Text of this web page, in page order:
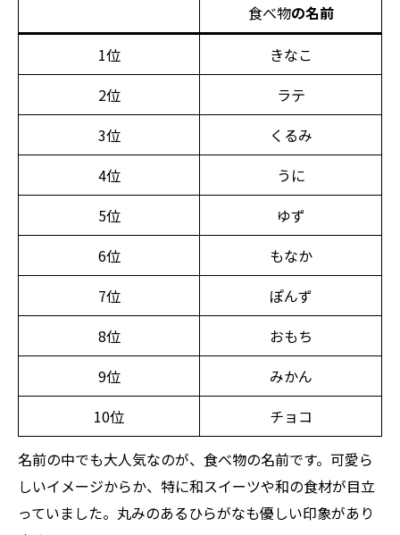
食べ物の名前
1位
きなこ
2位
ラテ
3位
くるみ
4位
うに
5位
ゆず
6位
もなか
7位
ぽんず
8位
おもち
9位
みかん
10位
チョコ
名前の中でも大人気なのが、食べ物の名前です。可愛ら
しいイメージからか、特に和スイーツや和の食材が目立
っていました。丸みのあるひらがなも優しい印象があり